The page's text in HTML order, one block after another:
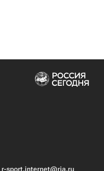
r-sport.internet@ria.ru